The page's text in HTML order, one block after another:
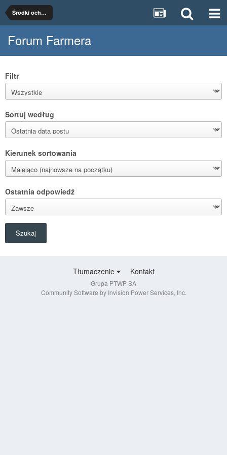
Środki ochrony roślin
Forum Farmera
Filtr
Sortuj według
Kierunek sortowania
Ostatnia odpowiedź
Szukaj
Tłumaczenie Kontakt
Grupa PTWP SA
Community Software by Invision Power Services, Inc.